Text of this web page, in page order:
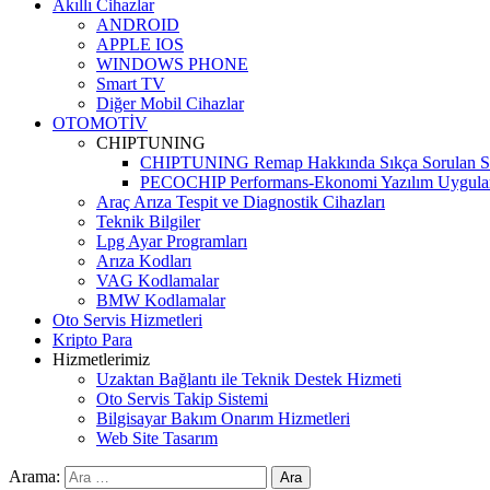
Akıllı Cihazlar
ANDROID
APPLE IOS
WINDOWS PHONE
Smart TV
Diğer Mobil Cihazlar
OTOMOTİV
CHIPTUNING
CHIPTUNING Remap Hakkında Sıkça Sorulan
PECOCHIP Performans-Ekonomi Yazılım
Araç Arıza Tespit ve Diagnostik Cihazları
Teknik Bilgiler
Lpg Ayar Programları
Arıza Kodları
VAG Kodlamalar
BMW Kodlamalar
Oto Servis Hizmetleri
Kripto Para
Hizmetlerimiz
Uzaktan Bağlantı ile Teknik Destek Hizmeti
Oto Servis Takip Sistemi
Bilgisayar Bakım Onarım Hizmetleri
Web Site Tasarım
Arama: